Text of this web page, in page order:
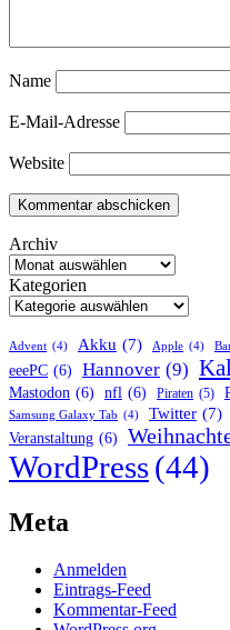
Name
E-Mail-Adresse
Website
Archiv
Kategorien
Advent (4) Akku (7) Apple (4)
eeePC (6) Hannover (9)
Mastodon (6) nfl (6) Piraten (5)
Samsung Galaxy Tab (4) Twitter (7)
Veranstaltung (6)
WordPress(44)
Meta
Anmelden
Eintrags-Feed
Kommentar-Feed